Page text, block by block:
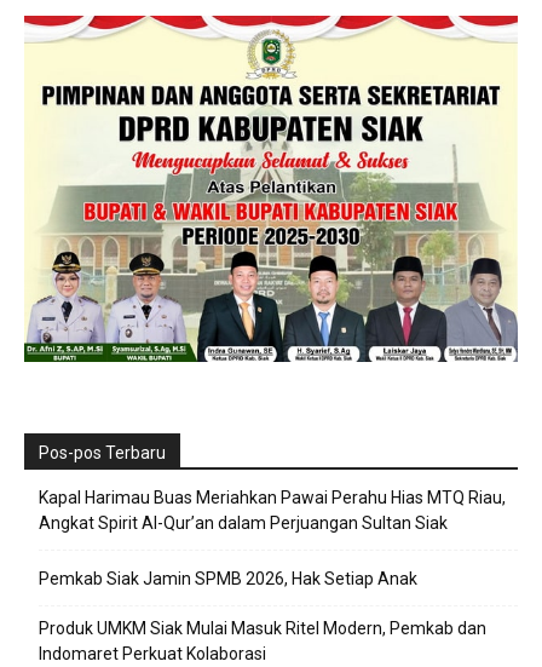
Pos-pos Terbaru
Kapal Harimau Buas Meriahkan Pawai Perahu Hias MTQ Riau,
Angkat Spirit Al-Qur’an dalam Perjuangan Sultan Siak
Pemkab Siak Jamin SPMB 2026, Hak Setiap Anak
Produk UMKM Siak Mulai Masuk Ritel Modern, Pemkab dan
Indomaret Perkuat Kolaborasi